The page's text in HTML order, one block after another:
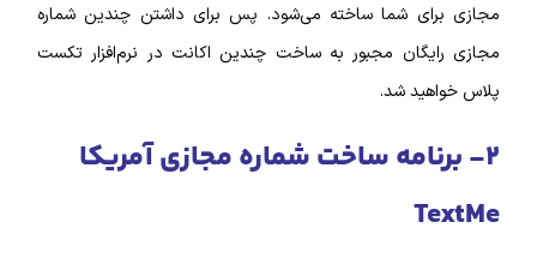
مجازی برای شما ساخته می‌شود. پس برای داشتن چندین شماره
مجازی رایگان مجبور به ساخت چندین اکانت در نرم‌‌افزار تکست
پلاس خواهید شد.
۲- برنامه ساخت شماره مجازی آمریکا
TextMe